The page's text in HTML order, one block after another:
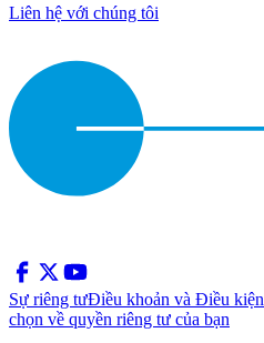
Liên hệ với chúng tôi
Sự riêng tưĐiều khoản và Điều kiện
chọn về quyền riêng tư của bạn